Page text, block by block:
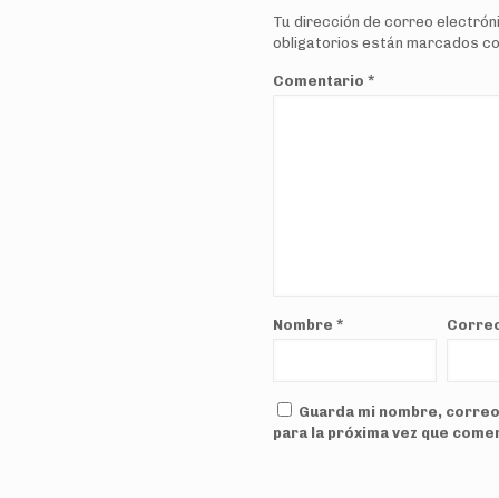
Tu dirección de correo
obligatorios están marcados
Comentario *
Nombre *
Guarda mi nombre,
para la próxima vez que